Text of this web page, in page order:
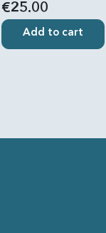
€25.00
Add to cart